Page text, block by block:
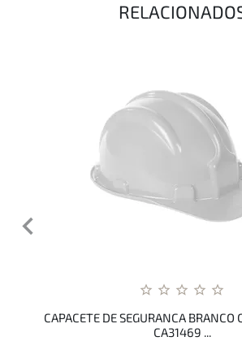
CAPACETE DE SEGURANCA BRANCO
CA31469 ...